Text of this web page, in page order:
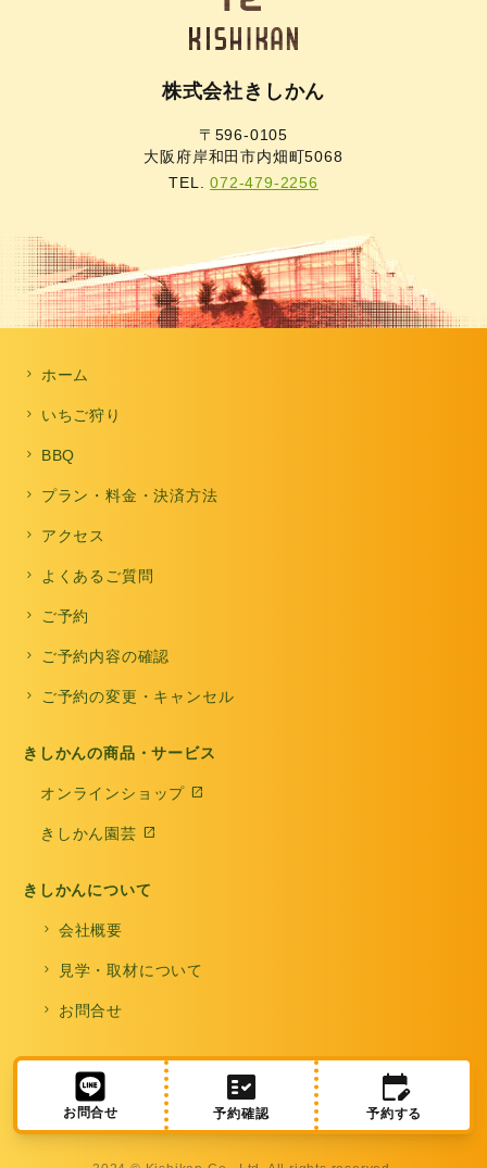
株式会社きしかん
〒596-0105
大阪府岸和田市内畑町5068
TEL.072-479-2256
chevron_right ホーム
chevron_right いちご狩り
chevron_right BBQ
chevron_right プラン・料金・決済方法
chevron_right アクセス
chevron_right よくあるご質問
chevron_right ご予約
chevron_right ご予約内容の確認
chevron_right ご予約の変更・キャンセル
きしかんの商品・サービス
オンラインショップ open_in_new
きしかん園芸 open_in_new
きしかんについて
chevron_right 会社概要
chevron_right 見学・取材について
chevron_right お問合せ
お問合せ
fact_check
予約確認
edit_calendar
予約する